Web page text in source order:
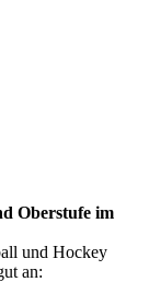
Oberstufe im
und Hockey
an: